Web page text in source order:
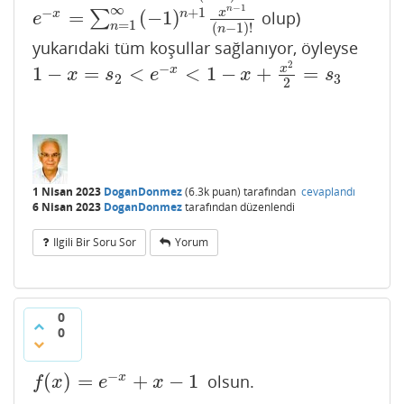
e−x = ∑∞
n=1 (−1)n+1 xn−1
(n−1)!
e−x= ∑n =1 ∞(−1 ) n+1xn−1 (n−1)! olup)
yukarıdaki tüm koşullar sağlanıyor, öyleyse
1 − x = s2 < e−x < 1 − x + x2
2 = s3
1 −x=s2 <e −x< 1− x+x2 2= 3
1 Nisan 2023 DoganDonmez(6.3k puan) tarafından cevaplandı
6 Nisan 2023 DoganDonmeztarafındandüzenlendi
Ilgili Bir Soru Sor Yorum
0
0
f(x) = e−x + x − 1
f(x)=e −x+ x−1 olsun.